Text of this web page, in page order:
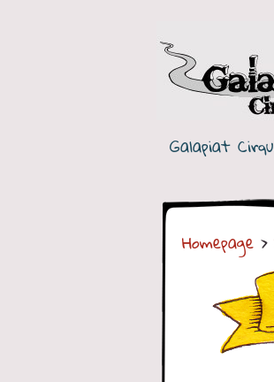
G
a
p
i
a
t
Galapiat
Homepage >